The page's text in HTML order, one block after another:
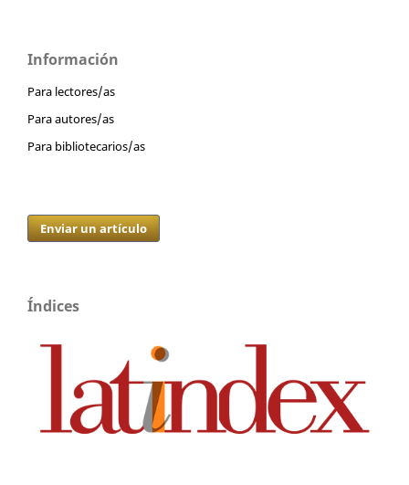
Información
Para lectores/as
Para autores/as
Para bibliotecarios/as
Enviar un artículo
Índices